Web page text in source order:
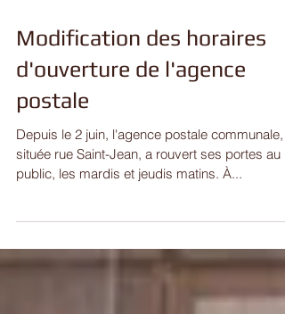
Modification des horaires
d'ouverture de l'agence
postale
Depuis le 2 juin, l'agence postale communale,
située rue Saint-Jean, a rouvert ses portes au